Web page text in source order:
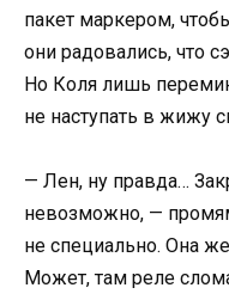
пакет маркером,
они радовались, что
Но Коля лишь
не наступать в жижу
— Лен, ну правда…
невозможно, —
не специально. Она
Может, там реле